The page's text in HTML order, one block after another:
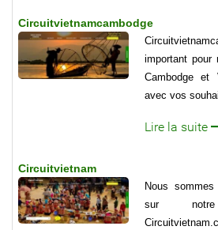
Circuitvietnamcambodge
important pour
Cambodge et
avec vos
Lire la suite
Circuitvietnam
Nous
sur